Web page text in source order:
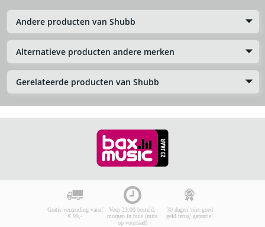
Andere producten van Shubb
Alternatieve producten andere merken
Gerelateerde producten van Shubb
Gratis verzending vanaf
€ 99,-
Voor 23:00 besteld,
morgen in huis (mits
op voorraad)
30 dagen 'niet goed
geld terug' garantie!